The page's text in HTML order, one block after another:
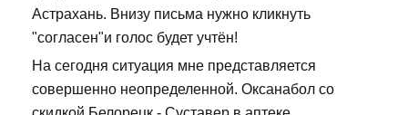
Астрахань. Внизу письма нужно кликнуть
"согласен"и голос будет учтён!
На сегодня ситуация мне представляется
совершенно неопределенной. Оксанабол со